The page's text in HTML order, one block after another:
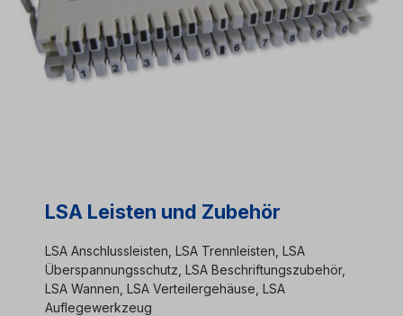
LSA Leisten und Zubehör
LSA Anschlussleisten, LSA Trennleisten, LSA
Überspannungsschutz, LSA Beschriftungszubehör,
LSA Wannen, LSA Verteilergehäuse, LSA
Auflegewerkzeug